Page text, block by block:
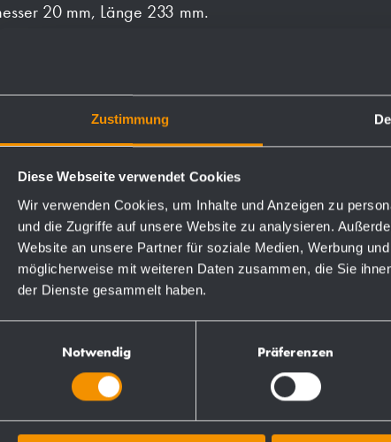
Zustimmung
Diese Webseite verwendet Cookies
Wir verwenden Cookies, um Inhalte und Anzeigen zu
und die Zugriffe auf unsere Website zu analysieren.
Website an unsere Partner für soziale Medien, Werbung
möglicherweise mit weiteren Daten zusammen, die Sie
der Dienste gesammelt haben.
Notwendig Präferenzen
20 mm, Länge 233 mm.
Schrauben.
Befestigungsmaterial.
0.7
(standard) 700225